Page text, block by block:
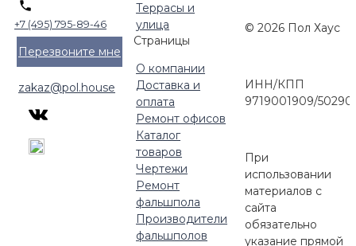
+7 (495) 795-89-46
Перезвоните мне
zakaz@pol.house
Террасы и
улица
Страницы
О компании
Доставка и
оплата
Ремонт офисов
Каталог
товаров
Чертежи
Ремонт
фальшпола
Производители
фальшполов
© 2026 Пол Хаус
ИНН/КПП
9719001909/
При
использовании
материалов с
сайта
обязательно
указание прямой